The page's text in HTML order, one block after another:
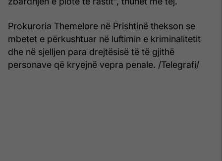
Prokuroria Themelore në Prishtinë thekson se
mbetet e përkushtuar në luftimin e kriminalitetit
dhe në sjelljen para drejtësisë të të gjithë
personave që kryejnë vepra penale. /Telegrafi/